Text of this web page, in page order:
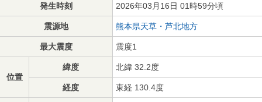
発生時刻 2026年03月16日 01時59分頃
震源地 熊本県天草・芦北地方
最大震度 震度1
位置
緯度 北緯 32.2度
経度 東経 130.4度